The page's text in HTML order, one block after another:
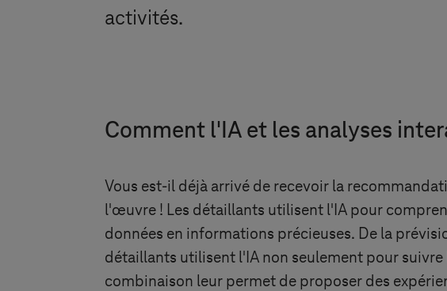
activités.
Comment l'IA et les analyses
Vous est-il déjà arrivé de recevoir la
l'œuvre ! Les détaillants utilisent l'IA pour
données en informations précieuses. De la
détaillants utilisent l'IA non seulement pour
combinaison leur permet de proposer des